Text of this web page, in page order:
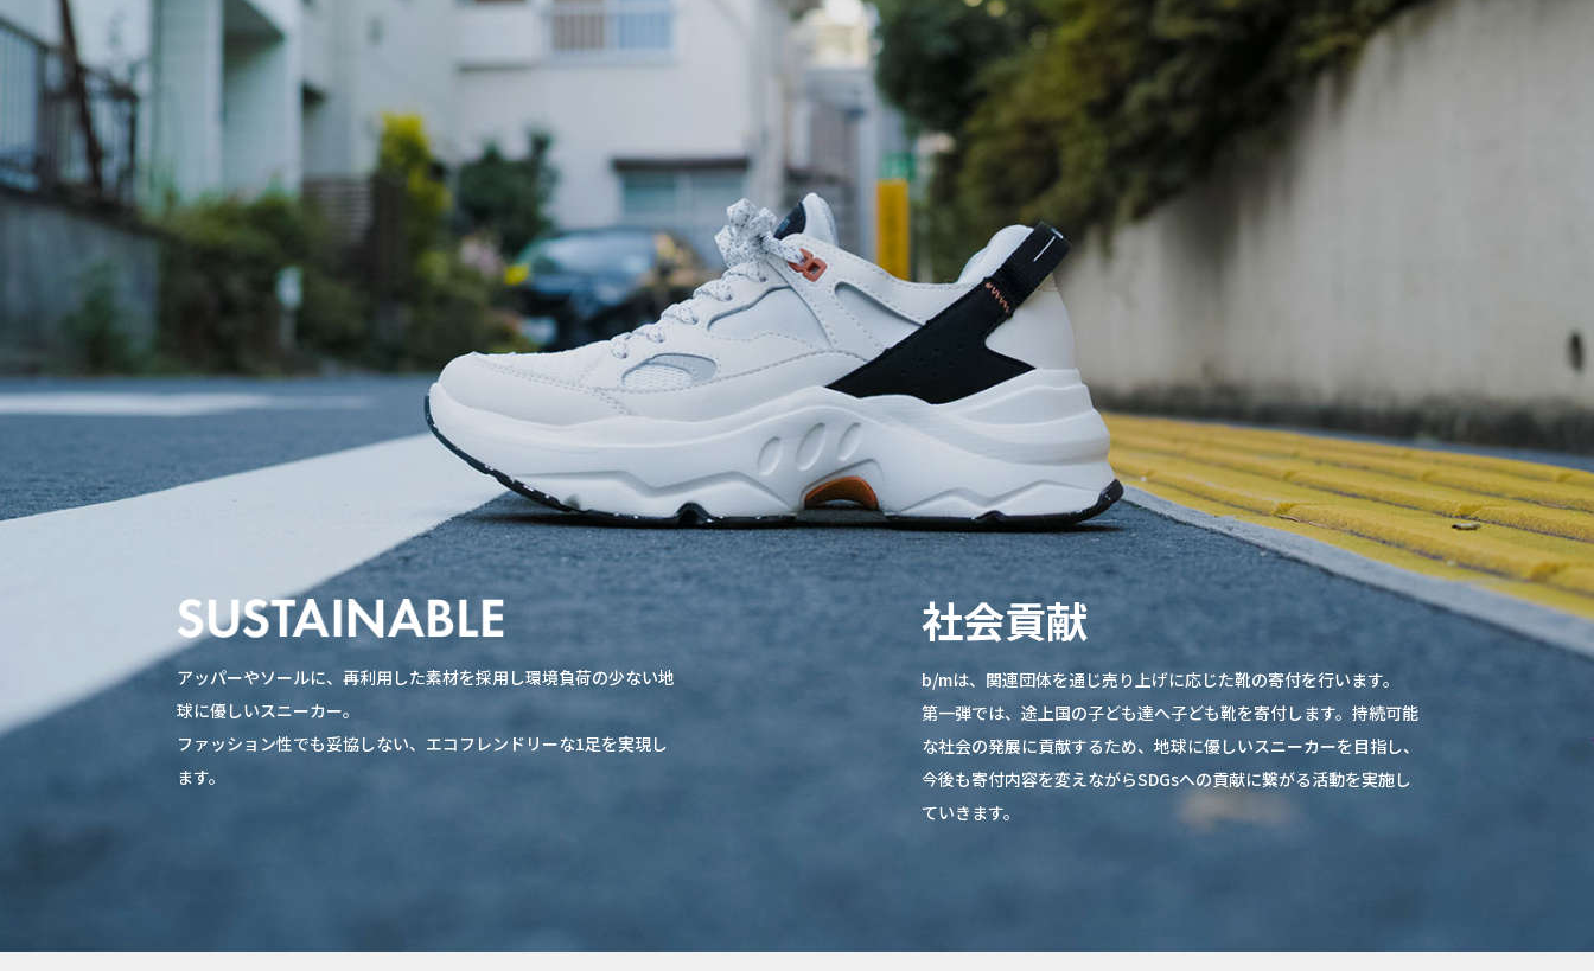
アッパーやソールに、再利用した素材を採用し環境負荷の少ない地
球に優しいスニーカー。
ファッション性でも妥協しない、エコフレンドリーな1足を実現し
ます。
社会貢献
b/mは、関連団体を通じ売り上げに応じた靴の寄付を行います。
第一弾では、途上国の子ども達へ子ども靴を寄付します。持続可能
な社会の発展に貢献するため、地球に優しいスニーカーを目指し、
今後も寄付内容を変えながらSDGsへの貢献に繋がる活動を実施し
ていきます。